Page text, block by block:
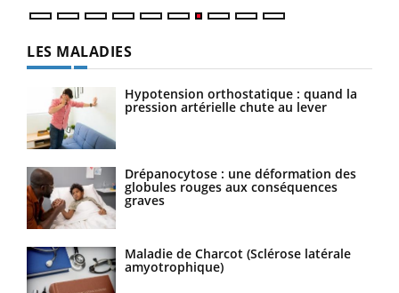
LES MALADIES
Hypotension orthostatique : quand la
pression artérielle chute au lever
Drépanocytose : une déformation des
globules rouges aux conséquences
graves
Maladie de Charcot (Sclérose latérale
amyotrophique)